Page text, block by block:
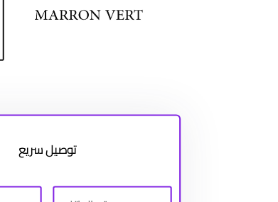
توصيل سريع